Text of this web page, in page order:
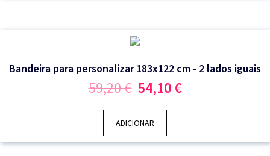
Bandeira para personalizar 183x122 cm - 2 lados iguais
59,20€ O
preço
original
era:
59,20 €.
54,10€O
ADICIONAR